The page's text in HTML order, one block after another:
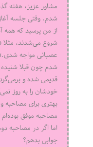
مشاور عزیز، هفته
شدم. وقتی جلسه
از من پرسید که همه
شروع می‌شدند، مثلا
عصبانی مواجه
شدم چون قبلا
قدیمی شده و
خودشان را به روز
بهتری برای مصاحبه
مصاحبه موفق
اما اگر در مصاحبه
جوابی بدهم؟